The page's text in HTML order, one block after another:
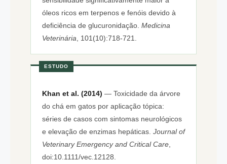
óleos ricos em terpenos e fenóis devido à
deficiência de glucuronidação. Medicina
Veterinária , 101(10):718-721.
ESTUDO
Khan et al. (2014) — Toxicidade da árvore
do chá em gatos por aplicação tópica:
séries de casos com sintomas neurológicos
e elevação de enzimas hepáticas. Journal of
Veterinary Emergency and Critical Care
doi:10.1111/vec.12128.